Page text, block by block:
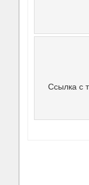
Ссылка с